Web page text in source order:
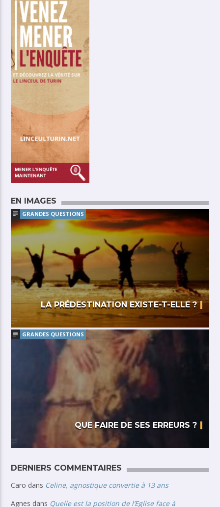
EN IMAGES
GRANDES QUESTIONS
LA PRÉDESTINATION EXISTE-T-ELLE ?
GRANDES QUESTIONS
QUE FAIRE DE SES ERREURS ?
DERNIERS COMMENTAIRES
Caro dans Celine, agnostique convertie à 13 ans
Agnes dans Quelle est la position de l’Eglise face à